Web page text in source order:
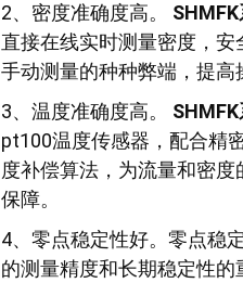
2、密度准确度高。
直接在线实时测量密度，
手动测量的种种弊端，提高
3、温度准确度高。
pt100温度传感器，配合精
度补偿算法，为流量和密
保障。
4、零点稳定性好。零点稳
的测量精度和长期稳定性的